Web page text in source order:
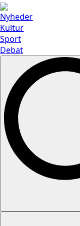
Nyheder
Kultur
Sport
Debat
Search